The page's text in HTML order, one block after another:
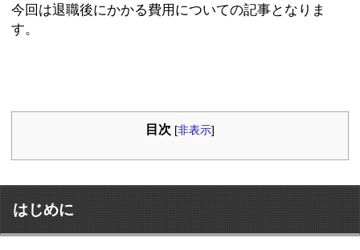
今回は退職後にかかる費用についての記事となりま
す。
目次 [非表示]
はじめに